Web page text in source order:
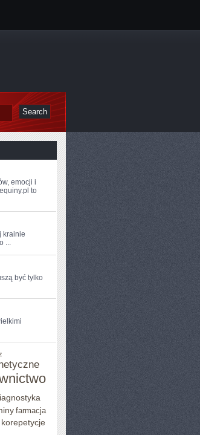
emocji i
to
krainie
...
być ​tylko
farmacja
korepetycje